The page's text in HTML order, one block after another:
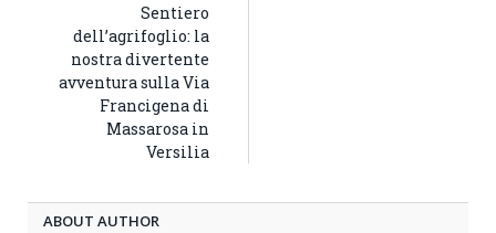
Sentiero
dell’agrifoglio: la
nostra divertente
avventura sulla Via
Francigena di
Massarosa in
Versilia
ABOUT AUTHOR